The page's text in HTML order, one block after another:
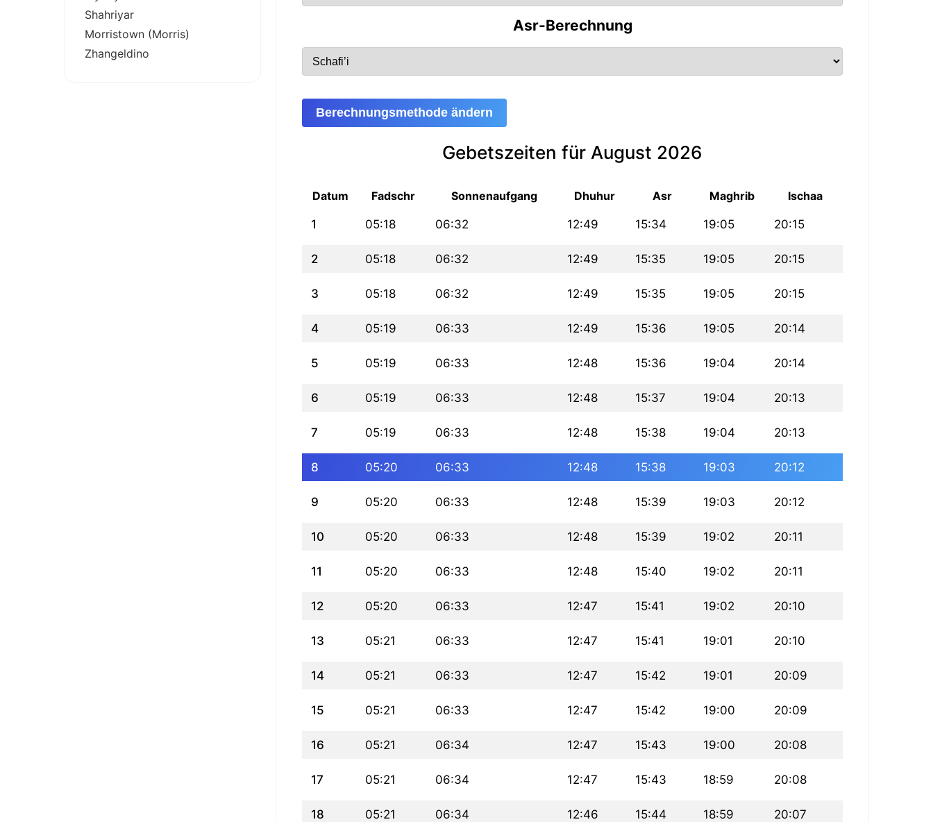
Asr-Berechnung
Berechnungsmethode ändern
Gebetszeiten für August 2026
Datum Fadschr Sonnenaufgang Dhuhur Asr Maghrib Ischaa
1 05:18 06:32 12:49 15:34 19:05 20:15
2 05:18 06:32 12:49 15:35 19:05 20:15
3 05:18 06:32 12:49 15:35 19:05 20:15
4 05:19 06:33 12:49 15:36 19:05 20:14
5 05:19 06:33 12:48 15:36 19:04 20:14
6 05:19 06:33 12:48 15:37 19:04 20:13
7 05:19 06:33 12:48 15:38 19:04 20:13
8 05:20 06:33 12:48 15:38 19:03 20:12
9 05:20 06:33 12:48 15:39 19:03 20:12
10 05:20 06:33 12:48 15:39 19:02 20:11
11 05:20 06:33 12:48 15:40 19:02 20:11
12 05:20 06:33 12:47 15:41 19:02 20:10
13 05:21 06:33 12:47 15:41 19:01 20:10
14 05:21 06:33 12:47 15:42 19:01 20:09
15 05:21 06:33 12:47 15:42 19:00 20:09
16 05:21 06:34 12:47 15:43 19:00 20:08
17 05:21 06:34 12:47 15:43 18:59 20:08
18 05:21 06:34 12:46 15:44 18:59 20:07
Shahriyar
Morristown (Morris)
Zhangeldino